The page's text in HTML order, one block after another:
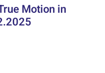
Motion in